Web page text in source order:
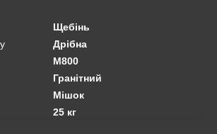
Щебінь
Дрібна
М800
Гранітний
Мішок
25 кг